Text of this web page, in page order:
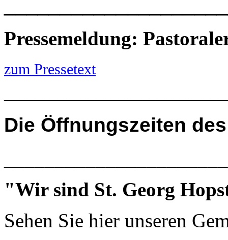
Pressemeldung:
zum Pressetext
Die Öffnungszeiten
"Wir sind St. Georg
Sehen Sie hier unseren